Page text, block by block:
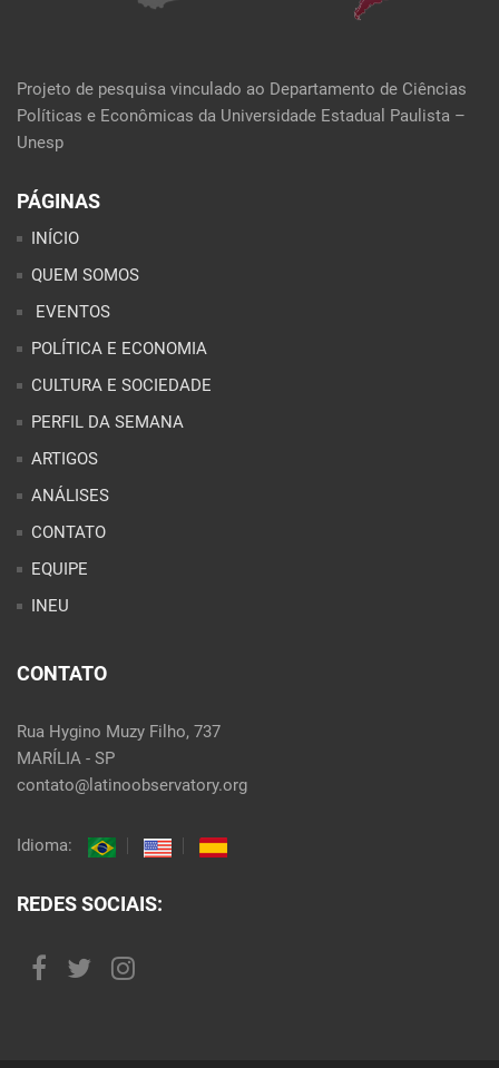
Projeto de pesquisa vinculado ao Departamento de Ciências
Políticas e Econômicas da Universidade Estadual Paulista –
Unesp
PÁGINAS
INÍCIO
QUEM SOMOS
EVENTOS
POLÍTICA E ECONOMIA
CULTURA E SOCIEDADE
PERFIL DA SEMANA
ARTIGOS
ANÁLISES
CONTATO
EQUIPE
INEU
CONTATO
Rua Hygino Muzy Filho, 737
MARÍLIA - SP
contato@latinoobservatory.org
Idioma:
REDES SOCIAIS: